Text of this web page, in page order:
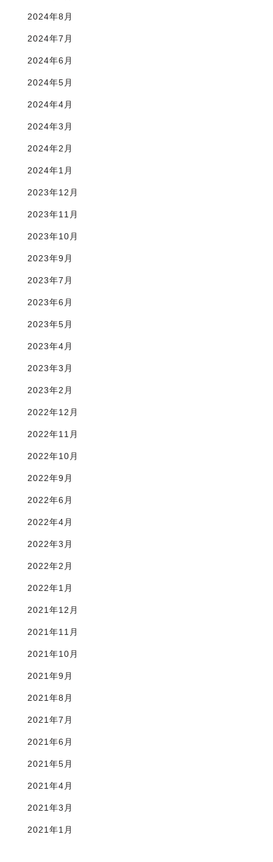
2024年8月
2024年7月
2024年6月
2024年5月
2024年4月
2024年3月
2024年2月
2024年1月
2023年12月
2023年11月
2023年10月
2023年9月
2023年7月
2023年6月
2023年5月
2023年4月
2023年3月
2023年2月
2022年12月
2022年11月
2022年10月
2022年9月
2022年6月
2022年4月
2022年3月
2022年2月
2022年1月
2021年12月
2021年11月
2021年10月
2021年9月
2021年8月
2021年7月
2021年6月
2021年5月
2021年4月
2021年3月
2021年1月